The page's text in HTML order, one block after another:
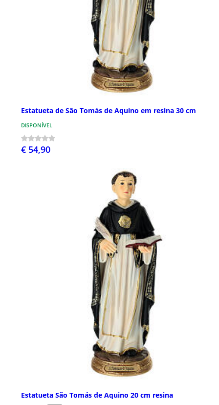
Estatueta de São Tomás de Aquino em resina 30 cm
DISPONÍVEL
€ 54,90
Estatueta São Tomás de Aquino 20 cm resina